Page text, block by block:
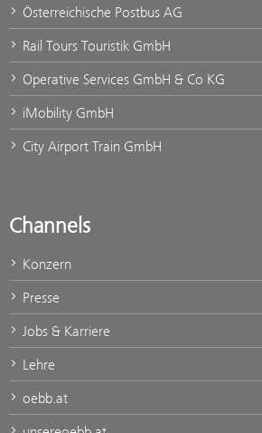
Österreichische Postbus AG
Rail Tours Touristik GmbH
Operative Services GmbH & Co KG
iMobility GmbH
City Airport Train GmbH
Channels
Konzern
Presse
Jobs & Karriere
Lehre
oebb.at